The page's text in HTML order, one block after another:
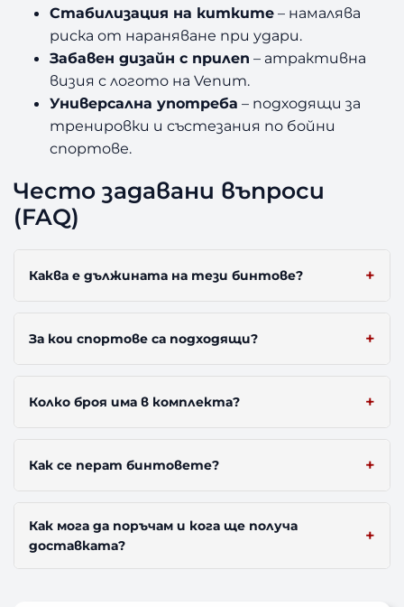
Стабилизация на китките – намалява
риска от нараняване при удари.
Забавен дизайн с прилеп – атрактивна
визия с логото на Venum.
Универсална употреба – подходящи за
тренировки и състезания по бойни
спортове.
Често задавани въпроси
(FAQ)
Каква е дължината на тези бинтове?
За кои спортове са подходящи?
Колко броя има в комплекта?
Как се перат бинтовете?
Как мога да поръчам и кога ще получа
доставката?